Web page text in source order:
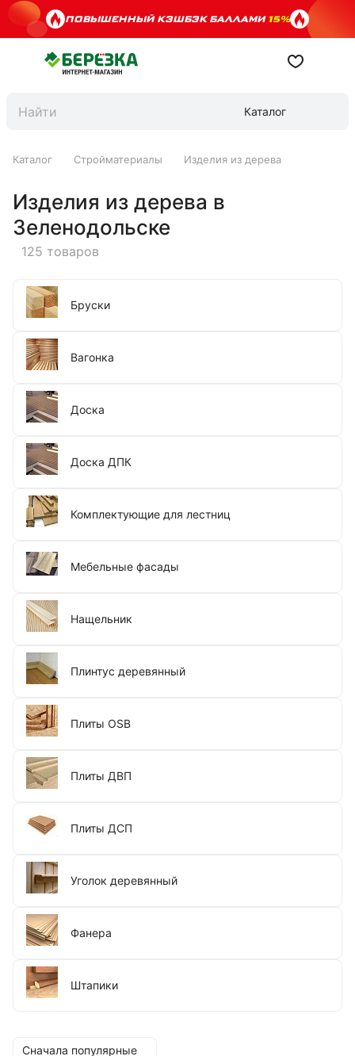
ПОВЫШЕННЫЙ КЭШБЭК БАЛЛАМИ15%
Каталог
Каталог Стройматериалы Изделия из дерева
Изделия из дерева в
Зеленодольске
125 товаров
Бруски
Вагонка
Доска
Доска ДПК
Комплектующие для лестниц
Мебельные фасады
Нащельник
Плинтус деревянный
Плиты OSB
Плиты ДВП
Плиты ДСП
Уголок деревянный
Фанера
Штапики
Сначала популярные